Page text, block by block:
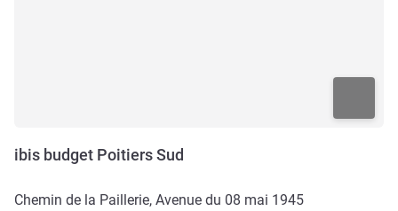
ibis budget Poitiers Sud
Chemin de la Paillerie, Avenue du 08 mai 1945